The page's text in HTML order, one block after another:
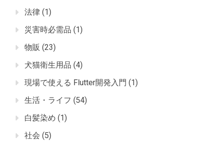
法律 (1)
災害時必需品 (1)
物販 (23)
犬猫衛生用品 (4)
現場で使える Flutter開発入門 (1)
生活・ライフ (54)
白髪染め (1)
社会 (5)